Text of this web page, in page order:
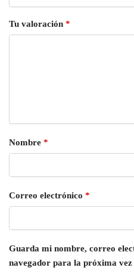
Tu valoración *
Nombre *
Correo electrónico *
Guarda mi nombre, correo
navegador para la próxima vez